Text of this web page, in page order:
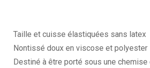
Taille et cuisse élastiquées sans latex
Nontissé doux en viscose et polyester
Destiné à être porté sous une chemise